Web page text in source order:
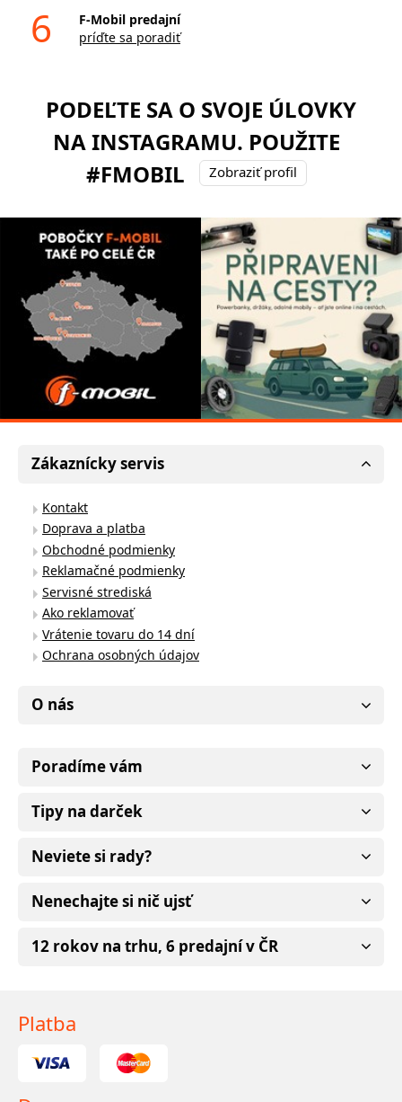
6
F-Mobil predajní
príďte sa poradiť
PODEĽTE SA O SVOJE ÚLOVKY
NA INSTAGRAMU. POUŽITE
#FMOBIL
Zobraziť profil
Zákaznícky servis
Kontakt
Doprava a platba
Obchodné podmienky
Reklamačné podmienky
Servisné strediská
Ako reklamovať
Vrátenie tovaru do 14 dní
Ochrana osobných údajov
O nás
Poradíme vám
Tipy na darček
Neviete si rady?
Nenechajte si nič ujsť
12 rokov na trhu, 6 predajní v ČR
Platba